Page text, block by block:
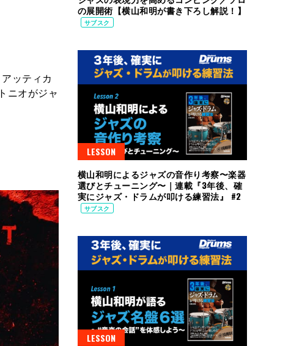
ッティカ
ニオがジャ
の展開術【横山和明が書き下ろし解説！】
サブスク
LESSON
横山和明によるジャズの音作り考察〜楽器
選びとチューニング〜｜連載『3年後、確
実にジャズ・ドラムが叩ける練習法』 #2
サブスク
LESSON